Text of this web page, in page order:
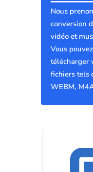
Nous
conversion
vidéo et
Vous
télécharger
fichiers tels
WEBM,